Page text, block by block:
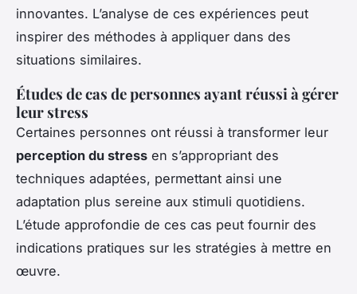
innovantes. L’analyse de ces expériences peut
inspirer des méthodes à appliquer dans des
situations similaires.
Études de cas de personnes ayant réussi à gérer
leur stress
Certaines personnes ont réussi à transformer leur
perception du stress en s’appropriant des
techniques adaptées, permettant ainsi une
adaptation plus sereine aux stimuli quotidiens.
L’étude approfondie de ces cas peut fournir des
indications pratiques sur les stratégies à mettre en
œuvre.